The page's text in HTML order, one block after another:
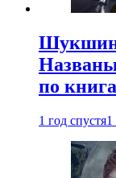
по
1 год спустя1